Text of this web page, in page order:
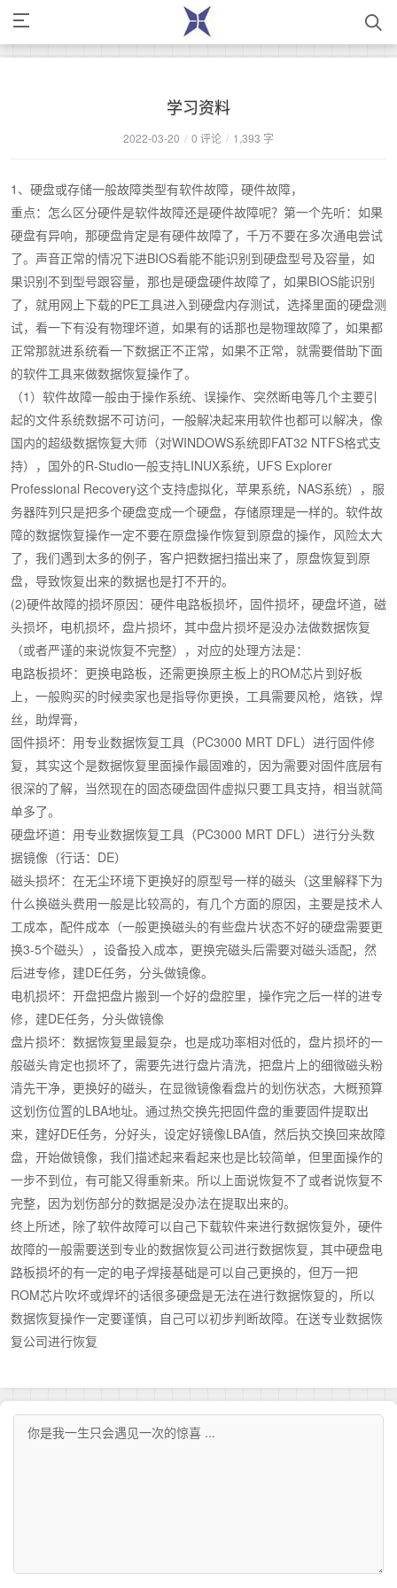
学习资料
2022-03-20 / 0 评论 / 1,393 字
1、硬盘或存储一般故障类型有软件故障，硬件故障，
重点：怎么区分硬件是软件故障还是硬件故障呢？第一个先听：如果
硬盘有异响，那硬盘肯定是有硬件故障了，千万不要在多次通电尝试
了。声音正常的情况下进BIOS看能不能识别到硬盘型号及容量，如
果识别不到型号跟容量，那也是硬盘硬件故障了，如果BIOS能识别
了，就用网上下载的PE工具进入到硬盘内存测试，选择里面的硬盘测
试，看一下有没有物理坏道，如果有的话那也是物理故障了，如果都
正常那就进系统看一下数据正不正常，如果不正常，就需要借助下面
的软件工具来做数据恢复操作了。
（1）软件故障一般由于操作系统、误操作、突然断电等几个主要引
起的文件系统数据不可访问，一般解决起来用软件也都可以解决，像
国内的超级数据恢复大师（对WINDOWS系统即FAT32 NTFS格式支
持），国外的R-Studio一般支持LINUX系统，UFS Explorer
Professional Recovery这个支持虚拟化，苹果系统，NAS系统），服
务器阵列只是把多个硬盘变成一个硬盘，存储原理是一样的。软件故
障的数据恢复操作一定不要在原盘操作恢复到原盘的操作，风险太大
了，我们遇到太多的例子，客户把数据扫描出来了，原盘恢复到原
盘，导致恢复出来的数据也是打不开的。
(2)硬件故障的损坏原因：硬件电路板损坏，固件损坏，硬盘坏道，磁
头损坏，电机损坏，盘片损坏，其中盘片损坏是没办法做数据恢复
（或者严谨的来说恢复不完整），对应的处理方法是：
电路板损坏：更换电路板，还需更换原主板上的ROM芯片到好板
上，一般购买的时候卖家也是指导你更换，工具需要风枪，烙铁，焊
丝，助焊膏，
固件损坏：用专业数据恢复工具（PC3000 MRT DFL）进行固件修
复，其实这个是数据恢复里面操作最固难的，因为需要对固件底层有
很深的了解，当然现在的固态硬盘固件虚拟只要工具支持，相当就简
单多了。
硬盘坏道：用专业数据恢复工具（PC3000 MRT DFL）进行分头数
据镜像（行话：DE）
磁头损坏：在无尘环境下更换好的原型号一样的磁头（这里解释下为
什么换磁头费用一般是比较高的，有几个方面的原因，主要是技术人
工成本，配件成本（一般更换磁头的有些盘片状态不好的硬盘需要更
换3-5个磁头），设备投入成本，更换完磁头后需要对磁头适配，然
后进专修，建DE任务，分头做镜像。
电机损坏：开盘把盘片搬到一个好的盘腔里，操作完之后一样的进专
修，建DE任务，分头做镜像
盘片损坏：数据恢复里最复杂，也是成功率相对低的，盘片损坏的一
般磁头肯定也损坏了，需要先进行盘片清洗，把盘片上的细微磁头粉
清先干净，更换好的磁头，在显微镜像看盘片的划伤状态，大概预算
这划伤位置的LBA地址。通过热交换先把固件盘的重要固件提取出
来，建好DE任务，分好头，设定好镜像LBA值，然后执交换回来故障
盘，开始做镜像，我们描述起来看起来也是比较简单，但里面操作的
一步不到位，有可能又得重新来。所以上面说恢复不了或者说恢复不
完整，因为划伤部分的数据是没办法在提取出来的。
终上所述，除了软件故障可以自己下载软件来进行数据恢复外，硬件
故障的一般需要送到专业的数据恢复公司进行数据恢复，其中硬盘电
路板损坏的有一定的电子焊接基础是可以自己更换的，但万一把
ROM芯片吹坏或焊坏的话很多硬盘是无法在进行数据恢复的，所以
数据恢复操作一定要谨慎，自己可以初步判断故障。在送专业数据恢
复公司进行恢复